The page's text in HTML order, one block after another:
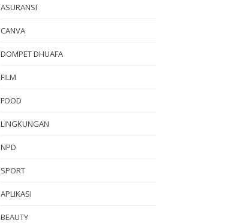
ASURANSI
CANVA
DOMPET DHUAFA
FILM
FOOD
LINGKUNGAN
NPD
SPORT
APLIKASI
BEAUTY